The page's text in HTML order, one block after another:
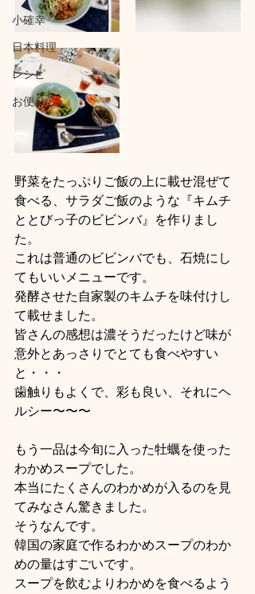
小確幸
日本料理
レシピ
お便り
野菜をたっぷりご飯の上に載せ混ぜて
食べる、サラダご飯のような『キムチ
ととびっ子のビビンバ』を作りまし
た。
これは普通のビビンバでも、石焼にし
てもいいメニューです。
発酵させた自家製のキムチを味付けし
て載せました。
皆さんの感想は濃そうだったけど味が
意外とあっさりでとても食べやすい
と・・・
歯触りもよくで、彩も良い、それにヘ
ルシー〜〜〜
もう一品は今旬に入った牡蠣を使った
わかめスープでした。
本当にたくさんのわかめが入るのを見
てみなさん驚きました。
そうなんです。
韓国の家庭で作るわかめスープのわか
めの量はすごいです。
スープを飲むよりわかめを食べるよう